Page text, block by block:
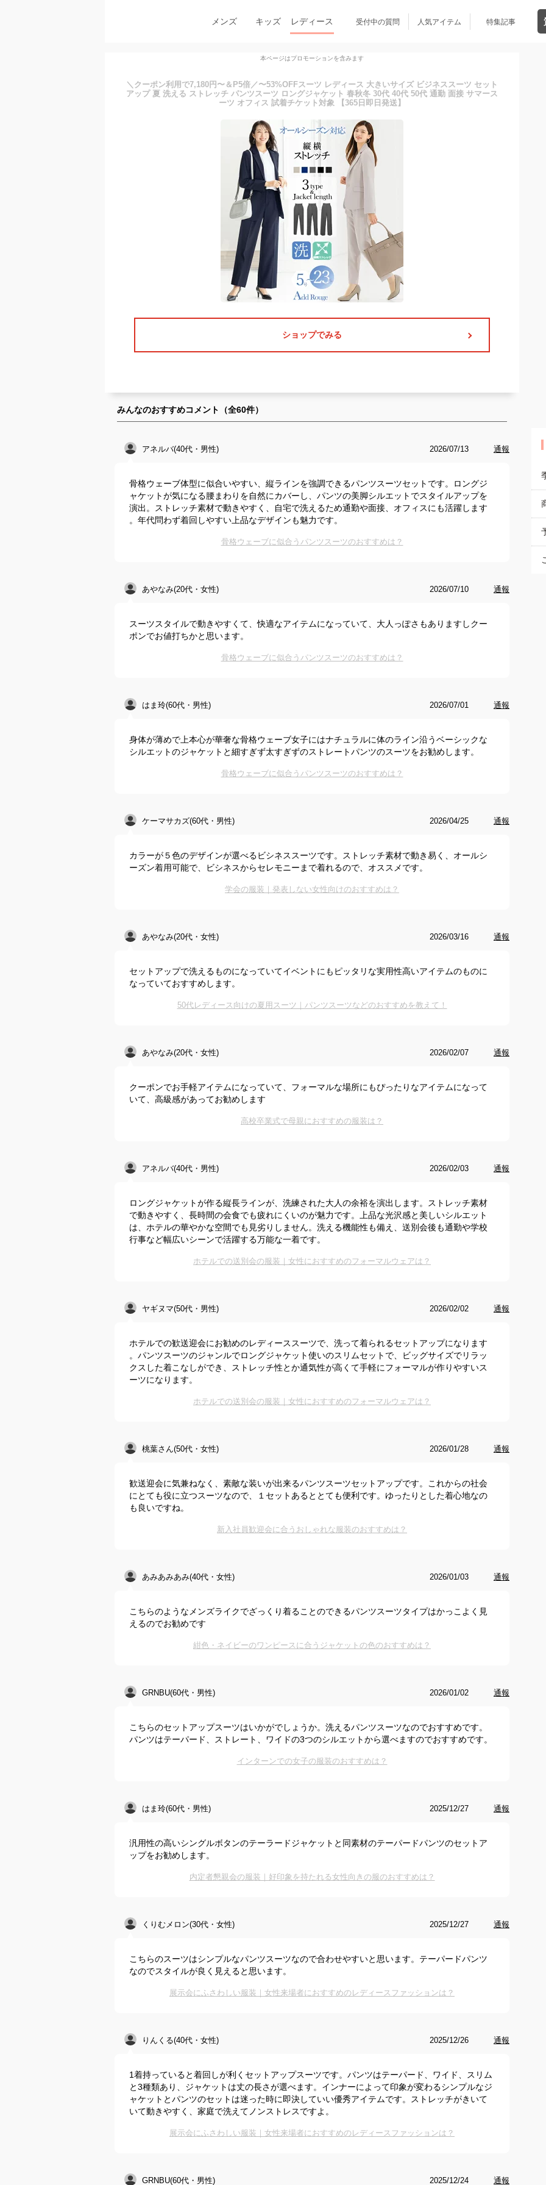
メンズ キッズ レディース 受付中の質問 人気アイテム 特集記事
本ページはプロモーションを含みます
＼クーポン利用で7,180円〜＆P5倍／〜53%OFFスーツ レディース 大きいサイズ ビジネススーツ セット
アップ 夏 洗える ストレッチ パンツスーツ ロングジャケット 春秋冬 30代 40代 50代 通勤 面接 サマース
ーツ オフィス 試着チケット対象 【365日即日発送】
ショップでみる
みんなのおすすめコメント（全60件）
アネルバ(40代・男性) 2026/07/13 通報
骨格ウェーブ体型に似合いやすい、縦ラインを強調できるパンツスーツセットです。ロングジ
ャケットが気になる腰まわりを自然にカバーし、パンツの美脚シルエットでスタイルアップを
演出。ストレッチ素材で動きやすく、自宅で洗えるため通勤や面接、オフィスにも活躍します
。年代問わず着回しやすい上品なデザインも魅力です。
骨格ウェーブに似合うパンツスーツのおすすめは？
あやなみ(20代・女性) 2026/07/10 通報
スーツスタイルで動きやすくて、快適なアイテムになっていて、大人っぽさもありますしクー
ポンでお値打ちかと思います。
骨格ウェーブに似合うパンツスーツのおすすめは？
はま玲(60代・男性) 2026/07/01 通報
身体が薄めで上本心が華奢な骨格ウェーブ女子にはナチュラルに体のライン沿うベーシックな
シルエットのジャケットと細すぎず太すぎずのストレートパンツのスーツをお勧めします。
骨格ウェーブに似合うパンツスーツのおすすめは？
ケーマサカズ(60代・男性) 2026/04/25 通報
カラーが５色のデザインが選べるビシネススーツです。ストレッチ素材で動き易く、オールシ
ーズン着用可能で、ビシネスからセレモニーまで着れるので、オススメです。
学会の服装｜発表しない女性向けのおすすめは？
あやなみ(20代・女性) 2026/03/16 通報
セットアップで洗えるものになっていてイベントにもピッタリな実用性高いアイテムのものに
なっていておすすめします。
50代レディース向けの夏用スーツ｜パンツスーツなどのおすすめを教えて！
あやなみ(20代・女性) 2026/02/07 通報
クーポンでお手軽アイテムになっていて、フォーマルな場所にもぴったりなアイテムになって
いて、高級感があってお勧めします
高校卒業式で母親におすすめの服装は？
アネルバ(40代・男性) 2026/02/03 通報
ロングジャケットが作る縦長ラインが、洗練された大人の余裕を演出します。ストレッチ素材
で動きやすく、長時間の会食でも疲れにくいのが魅力です。上品な光沢感と美しいシルエット
は、ホテルの華やかな空間でも見劣りしません。洗える機能性も備え、送別会後も通勤や学校
行事など幅広いシーンで活躍する万能な一着です。
ホテルでの送別会の服装｜女性におすすめのフォーマルウェアは？
ヤギヌマ(50代・男性) 2026/02/02 通報
ホテルでの歓送迎会にお勧めのレディーススーツで、洗って着られるセットアップになります
。パンツスーツのジャンルでロングジャケット使いのスリムセットで、ビッグサイズでリラッ
クスした着こなしができ、ストレッチ性とか通気性が高くて手軽にフォーマルが作りやすいス
ーツになります。
ホテルでの送別会の服装｜女性におすすめのフォーマルウェアは？
桃葉さん(50代・女性) 2026/01/28 通報
歓送迎会に気兼ねなく、素敵な装いが出来るパンツスーツセットアップです。これからの社会
にとても役に立つスーツなので、１セットあるととても便利です。ゆったりとした着心地なの
も良いですね。
新入社員歓迎会に合うおしゃれな服装のおすすめは？
あみあみあみ(40代・女性) 2026/01/03 通報
こちらのようなメンズライクでざっくり着ることのできるパンツスーツタイプはかっこよく見
えるのでお勧めです
紺色・ネイビーのワンピースに合うジャケットの色のおすすめは？
GRNBU(60代・男性) 2026/01/02 通報
こちらのセットアップスーツはいかがでしょうか。洗えるパンツスーツなのでおすすめです。
パンツはテーパード、ストレート、ワイドの3つのシルエットから選べますのでおすすめです。
インターンでの女子の服装のおすすめは？
はま玲(60代・男性) 2025/12/27 通報
汎用性の高いシングルボタンのテーラードジャケットと同素材のテーパードパンツのセットア
ップをお勧めします。
内定者懇親会の服装｜好印象を持たれる女性向きの服のおすすめは？
くりむメロン(30代・女性) 2025/12/27 通報
こちらのスーツはシンプルなパンツスーツなので合わせやすいと思います。テーパードパンツ
なのでスタイルが良く見えると思います。
展示会にふさわしい服装｜女性来場者におすすめのレディースファッションは？
りんくる(40代・女性) 2025/12/26 通報
1着持っていると着回しが利くセットアップスーツです。パンツはテーパード、ワイド、スリム
と3種類あり、ジャケットは丈の長さが選べます。インナーによって印象が変わるシンプルなジ
ャケットとパンツのセットは迷った時に即決していい優秀アイテムです。ストレッチがきいて
いて動きやすく、家庭で洗えてノンストレスですよ。
展示会にふさわしい服装｜女性来場者におすすめのレディースファッションは？
GRNBU(60代・男性) 2025/12/24 通報